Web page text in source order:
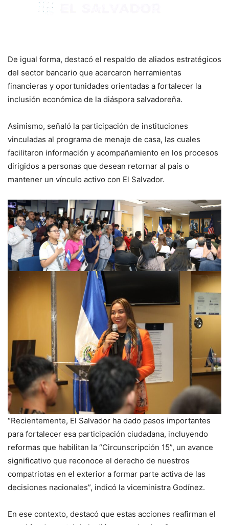
De igual forma, destacó el respaldo de aliados estratégicos
del sector bancario que acercaron herramientas
financieras y oportunidades orientadas a fortalecer la
inclusión económica de la diáspora salvadoreña.
Asimismo, señaló la participación de instituciones
vinculadas al programa de menaje de casa, las cuales
facilitaron información y acompañamiento en los procesos
dirigidos a personas que desean retornar al país o
mantener un vínculo activo con El Salvador.
“Recientemente, El Salvador ha dado pasos importantes
para fortalecer esa participación ciudadana, incluyendo
reformas que habilitan la “Circunscripción 15”, un avance
significativo que reconoce el derecho de nuestros
compatriotas en el exterior a formar parte activa de las
decisiones nacionales”, indicó la viceministra Godínez.
En ese contexto, destacó que estas acciones reafirman el